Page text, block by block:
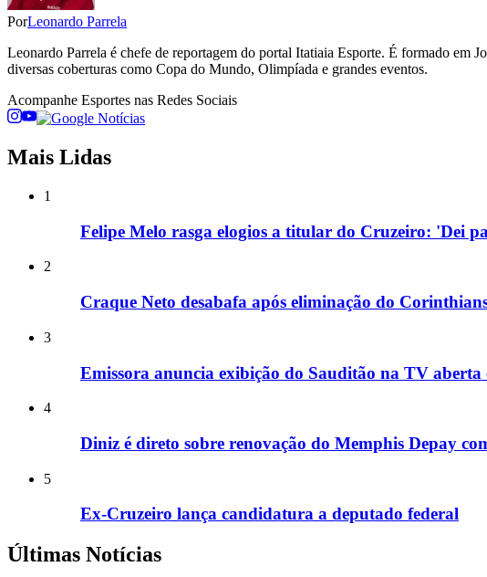
PorLeonardo Parrela
Leonardo Parrela é chefe de reportagem do portal Itatiaia Esporte. É formado
diversas coberturas como Copa do Mundo, Olimpíada e grandes eventos.
Acompanhe Esportes nas Redes Sociais
Mais Lidas
1
Felipe Melo rasga elogios a titular do Cruzeiro: 'Dei
2
Craque Neto desabafa após eliminação do
3
Emissora anuncia exibição do Sauditão na TV
4
Diniz é direto sobre renovação do Memphis Depay
5
Ex-Cruzeiro lança candidatura a deputado federal
Últimas Notícias